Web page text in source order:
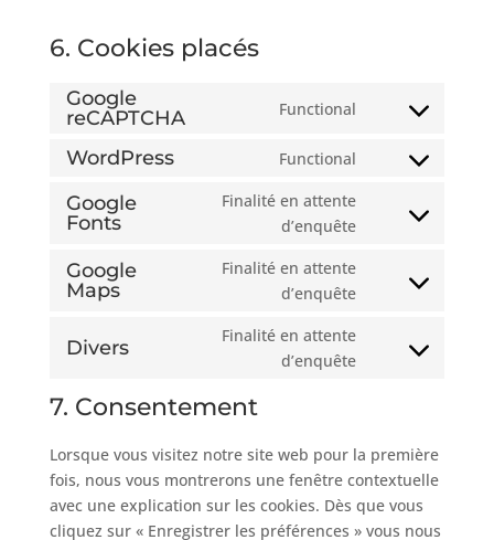
6. Cookies placés
Google
reCAPTCHA
Functional
Consent
service
recaptcha
WordPress Functional
Consent
service
Google
Fonts
Finalité en attente
d’enquête
Consent
service
Google
Maps
Finalité en attente
d’enquête
Consent
service
Divers
Finalité en attente
d’enquête
Consent
7. Consentement
Lorsque vous visitez notre site web pour la première
fois, nous vous montrerons une fenêtre contextuelle
avec une explication sur les cookies. Dès que vous
cliquez sur « Enregistrer les préférences » vous nous